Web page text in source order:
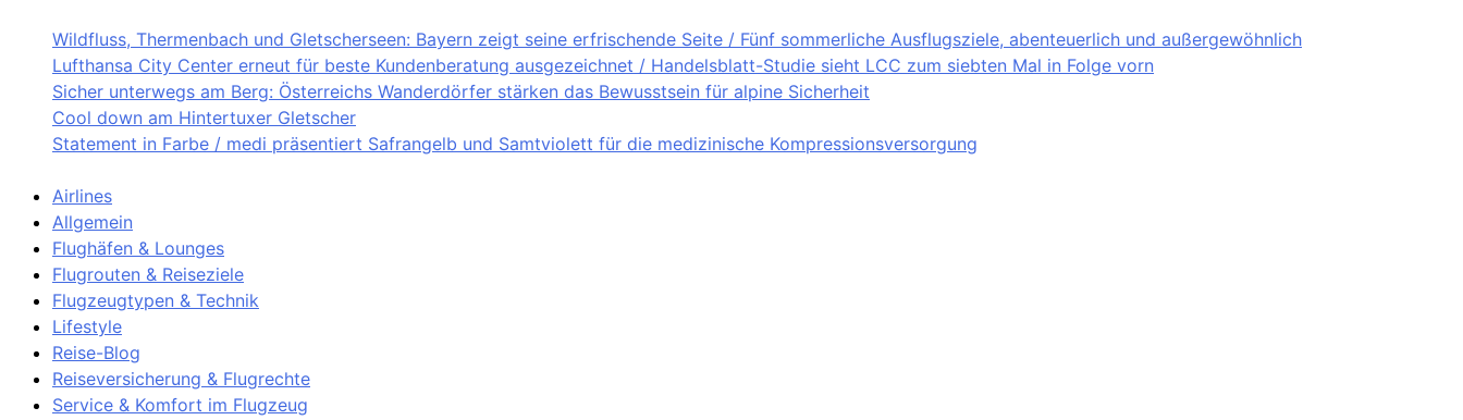
Wildfluss, Thermenbach und Gletscherseen: Bayern zeigt seine erfrischende Seite / Fünf sommerliche Ausflugsziele, abenteuerlich und außergewöhnlich
Lufthansa City Center erneut für beste Kundenberatung ausgezeichnet / Handelsblatt-Studie sieht LCC zum siebten Mal in Folge vorn
Sicher unterwegs am Berg: Österreichs Wanderdörfer stärken das Bewusstsein für alpine Sicherheit
Cool down am Hintertuxer Gletscher
Statement in Farbe / medi präsentiert Safrangelb und Samtviolett für die medizinische Kompressionsversorgung
Airlines
Allgemein
Flughäfen & Lounges
Flugrouten & Reiseziele
Flugzeugtypen & Technik
Lifestyle
Reise-Blog
Reiseversicherung & Flugrechte
Service & Komfort im Flugzeug